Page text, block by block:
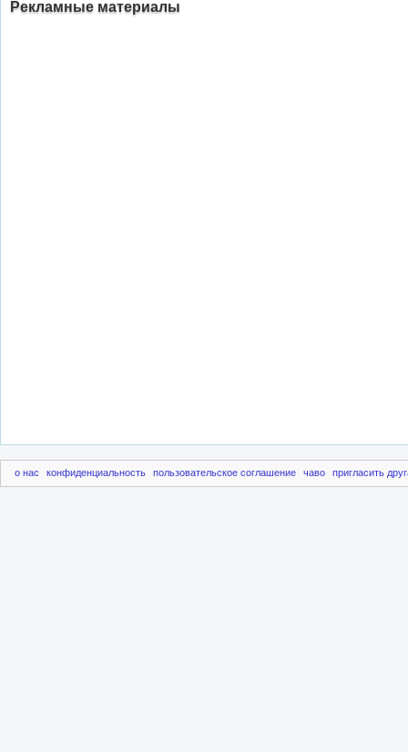
Рекламные материалы
о нас конфиденциальность пользовательское соглашение чаво пригласить